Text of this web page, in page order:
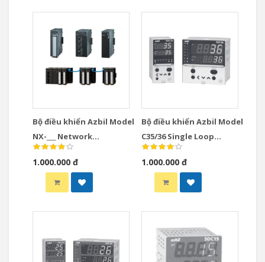
Bộ điều khiển Azbil Model
NX-___ Network
Instrumentation
Modules Controllers
1.000.000 đ
Bộ điều khiển Azbil Model
C35/36 Single Loop
Controllers
1.000.000 đ